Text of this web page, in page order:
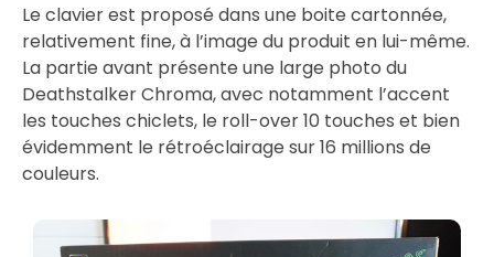
Le clavier est proposé dans une boite cartonnée,
relativement fine, à l’image du produit en lui-même.
La partie avant présente une large photo du
Deathstalker Chroma, avec notamment l’accent
les touches chiclets, le roll-over 10 touches et bien
évidemment le rétroéclairage sur 16 millions de
couleurs.